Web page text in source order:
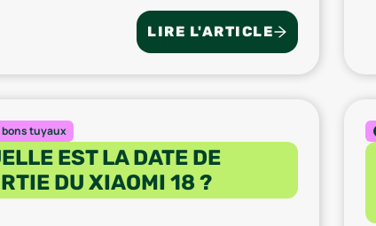
LIRE L'ARTICLE
bons tuyaux
EST LA DATE DE
DU XIAOMI 18 ?